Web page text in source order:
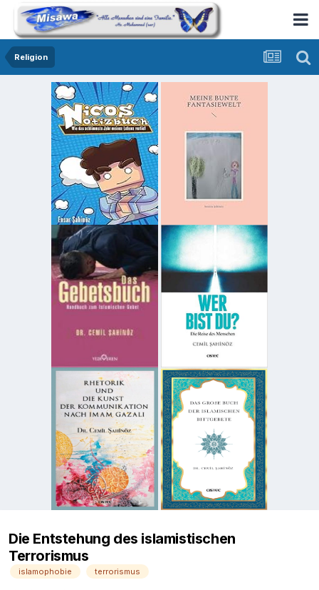
Religion
Die Entstehung des islamistischen
Terrorismus
islamophobie terrorismus